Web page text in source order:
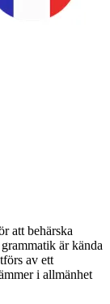
att behärska
är kända
av ett
i allmänhet